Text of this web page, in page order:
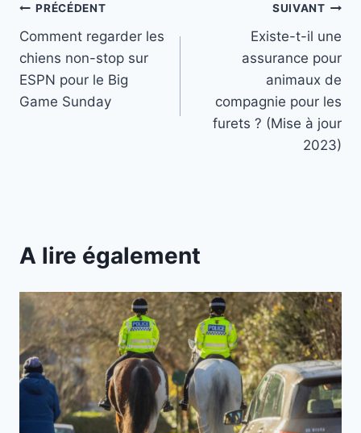
Navigation
de
l’article
PRÉCÉDENT
Comment regarder les
chiens non-stop sur
ESPN pour le Big
Game Sunday
SUIVANT
Existe-t-il une
assurance pour
animaux de
compagnie pour les
furets ? (Mise à jour
2023)
A lire également